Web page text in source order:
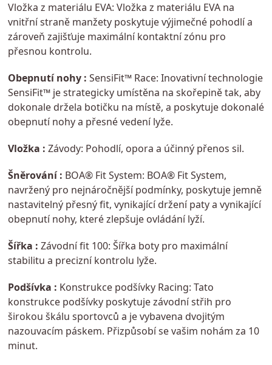
Vložka z materiálu EVA: Vložka z materiálu EVA na
vnitřní straně manžety poskytuje výjimečné pohodlí a
zároveň zajišťuje maximální kontaktní zónu pro
přesnou kontrolu.
Obepnutí nohy : SensiFit™ Race: Inovativní technologie
SensiFit™ je strategicky umístěna na skořepině tak, aby
dokonale držela botičku na místě, a poskytuje dokonalé
obepnutí nohy a přesné vedení lyže.
Vložka : Závody: Pohodlí, opora a účinný přenos sil.
Šněrování : BOA® Fit System: BOA® Fit System,
navržený pro nejnáročnější podmínky, poskytuje jemně
nastavitelný přesný fit, vynikající držení paty a vynikající
obepnutí nohy, které zlepšuje ovládání lyží.
Šířka : Závodní fit 100: Šířka boty pro maximální
stabilitu a precizní kontrolu lyže.
Podšívka : Konstrukce podšívky Racing: Tato
konstrukce podšívky poskytuje závodní střih pro
širokou škálu sportovců a je vybavena dvojitým
nazouvacím páskem. Přizpůsobí se vašim nohám za 10
minut.